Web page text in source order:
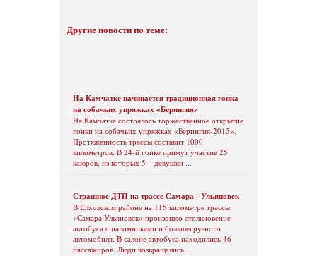
Другие новости по теме:
На Камчатке начинается традиционная гонка
на собачьих упряжках «Берингия»
На Камчатке состоялось торжественное открытие
гонки на собачьих упряжках «Берингия-2015».
Протяженность трассы составит 1000
километров. В 24-й гонке примут участие 25
каюров, из которых 5 – девушки ...
Страшное ДТП на трассе Самара - Ульяновск
В Елховском районе на 115 километре трассы
«Самара Ульяновск» произошло столкновение
автобуса с паломниками и большегрузного
автомобиля. В салоне автобуса находились 46
пассажиров. Люди возвращались ...